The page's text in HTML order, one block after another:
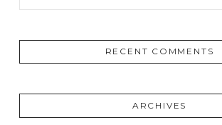
RECENT COMMENTS
ARCHIVES